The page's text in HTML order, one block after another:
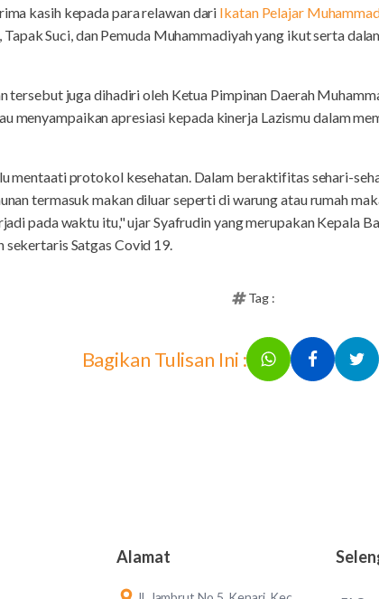
kasih kepada para relawan dari Ikatan Pelajar
Suci, dan Pemuda Muhammadiyah yang ikut serta
tersebut juga dihadiri oleh Ketua Pimpinan Daerah
menyampaikan apresiasi kepada kinerja Lazismu dalam
mentaati protokol kesehatan. Dalam beraktifitas sehari-
termasuk makan diluar seperti di warung atau rumah
pada waktu itu," ujar Syafrudin yang merupakan Kepala
Satgas Covid 19.
Tag :
Bagikan Tulisan Ini :
Alamat